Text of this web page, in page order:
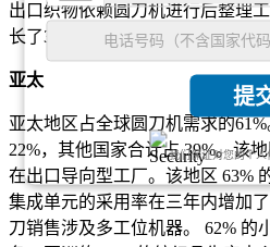
提
我们保证对您的个
出口织物依赖圆刀机进行后整理
长了31%。
亚太
亚太地区占全球圆刀机需求的
22%，其他国家合计占 39%。该
在出口导向型工厂。该地区 63%
集成单元的采用率在三年内增加
刀销售涉及多工位机器。 62% 的